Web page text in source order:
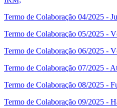
Termo de Colaboração 04/2025 -
Termo de Colaboração 05/2025 -
Termo de Colaboração 06/2025 -
Termo de Colaboração 07/2025 -
Termo de Colaboração 08/2025 -
Termo de Colaboração 09/2025 -